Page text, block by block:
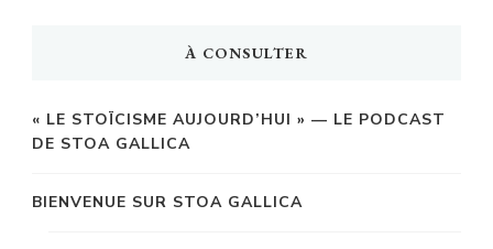
À CONSULTER
« LE STOÏCISME AUJOURD’HUI » — LE PODCAST
DE STOA GALLICA
BIENVENUE SUR STOA GALLICA